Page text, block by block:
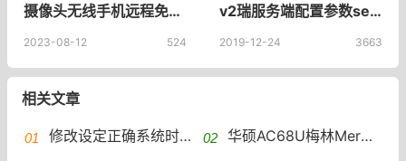
摄像头无线手机远程免插电免打孔无需网络高清夜视家用摄影智能4G监控器WIFI室内外套装家庭360度无死角全景_sinlihe旗舰店
2023-08-12 524
v2瑞服务端配置参数server-config.json文件，server-config.json文件设置
2019-12-24 3663
相关文章
修改设定正确系统时间修复failed to process outbound traffic错误提示 华硕AC68U梅林Merlin固件安装v2瑞离线美化版安装包,v2瑞 Project V使用教程